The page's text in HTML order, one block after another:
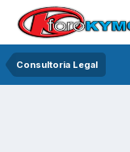
Consultoria Legal